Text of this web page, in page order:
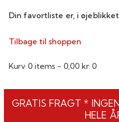
Din favortliste er, i
Tilbage til shoppen
Kurv 0 items - 0,00 kr. 0
GRATIS FRAGT *
HELE